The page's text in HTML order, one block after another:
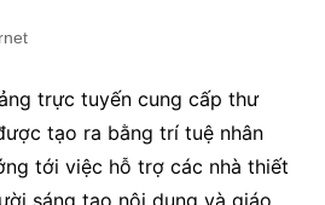
trực tuyến cung cấp thư
tạo ra bằng trí tuệ nhân
tới việc hỗ trợ các nhà thiết
sáng tạo nội dung và giáo